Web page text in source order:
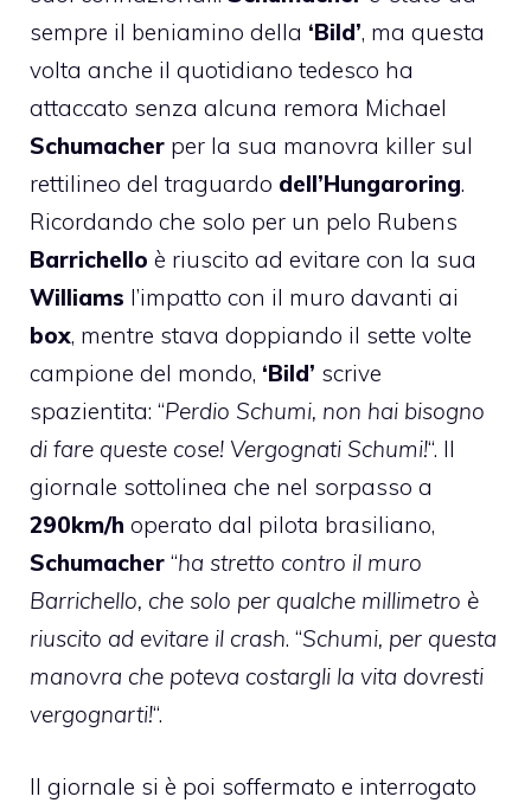
sempre il beniamino della ‘Bild’, ma questa
volta anche il quotidiano tedesco ha
attaccato senza alcuna remora Michael
Schumacher per la sua manovra killer sul
rettilineo del traguardo dell’Hungaroring.
Ricordando che solo per un pelo Rubens
Barrichello è riuscito ad evitare con la sua
Williams l’impatto con il muro davanti ai
box, mentre stava doppiando il sette volte
campione del mondo, ‘Bild’ scrive
spazientita: “Perdio Schumi, non hai bisogno
di fare queste cose! Vergognati Schumi!“. Il
giornale sottolinea che nel sorpasso a
290km/h operato dal pilota brasiliano,
Schumacher “ha stretto contro il muro
Barrichello, che solo per qualche millimetro è
riuscito ad evitare il crash. “Schumi, per questa
manovra che poteva costargli la vita dovresti
vergognarti!“.
Il giornale si è poi soffermato e interrogato